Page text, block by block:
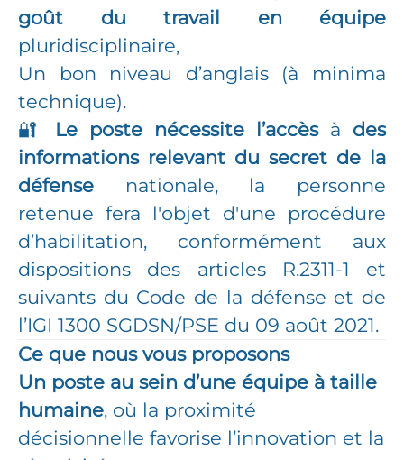
goût du travail en équipe
pluridisciplinaire,
Un bon niveau d’anglais (à minima
technique).
🔐
Le poste nécessite l’accès à des
informations relevant du secret de la
défense nationale, la personne
retenue fera l'objet d'une procédure
d’habilitation, conformément aux
dispositions des articles R.2311-1 et
suivants du Code de la défense et de
l’IGI 1300 SGDSN/PSE du 09 août 2021.
Ce que nous vous proposons
Un poste au sein d’une équipe à taille
humaine, où la proximité
décisionnelle favorise l’innovation et la